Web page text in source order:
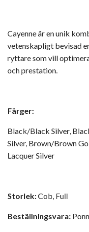
Cayenne är en unik
vetenskapligt bevisad
ryttare som vill
och prestation.
Färger:
Black/Black Silver,
Silver, Brown/Brown
Lacquer Silver
Storlek:Cob, Full
Beställningsvara: